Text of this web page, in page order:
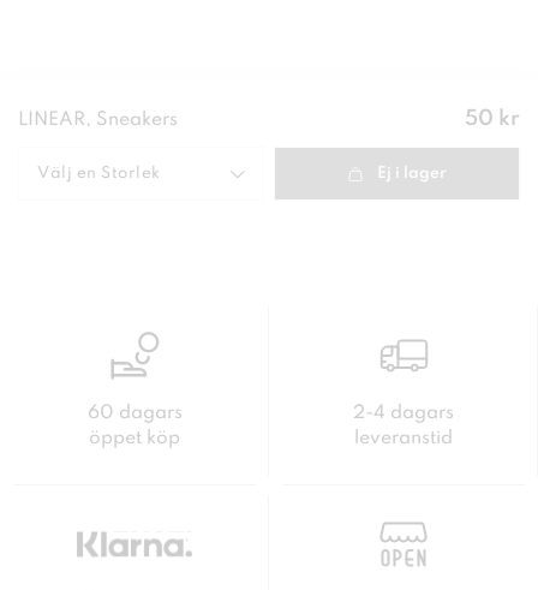
LINEAR, Sneakers Pris:
50 kr
Välj en Storlek Ej i lager
60 dagars
öppet köp
2-4 dagars
leveranstid